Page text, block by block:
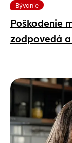
Bývanie
Poškodenie
zodpovedá